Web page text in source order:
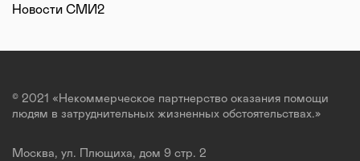
Новости СМИ2
© 2021 «Некоммерческое партнерство оказания помощи
людям в затруднительных жизненных обстоятельствах.»
Москва, ул. Плющиха, дом 9 стр. 2